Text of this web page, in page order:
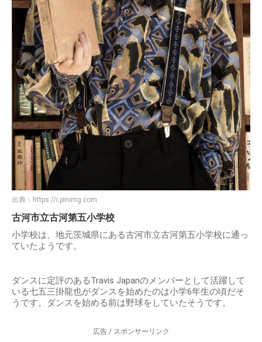
出典： https://i.pinimg.com
古河市立古河第五小学校
小学校は、地元茨城県にある古河市立古河第五小学校に通っ
ていたようです。
ダンスに定評のあるTravis Japanのメンバーとして活躍して
いる七五三掛龍也がダンスを始めたのは小学6年生の頃だそ
うです。ダンスを始める前は野球をしていたそうです。
広告 / スポンサーリンク